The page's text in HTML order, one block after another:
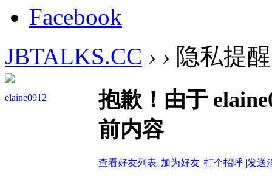
Facebook
JBTALKS.CC › › 隐私提醒
elaine0912
抱歉！由于
前内容
查看好友列表 |加为好友 |打个招呼 |发送